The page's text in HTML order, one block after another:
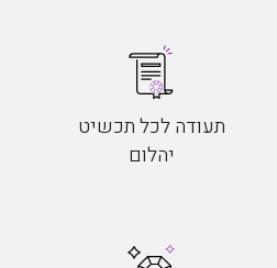
תעודה לכל תכשיט
יהלום